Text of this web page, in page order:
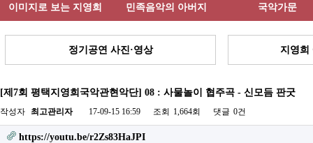
이미지로 보는 지영희 민족음악의 아버지 국악가문
정기공연 사진·영상 지영희
[제7회 평택지영희국악관현악단] 08 : 사물놀이 협주곡 - 신모듬 판굿
작성자 최고관리자 17-09-15 16:59 조회 1,664회 댓글 0건
https://youtu.be/r2Zs83HaJPI